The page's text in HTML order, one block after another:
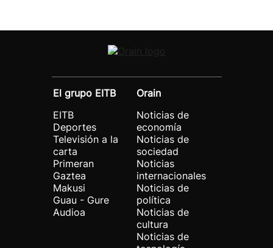
El grupo EITB
EITB
Deportes
Televisión a la
carta
Primeran
Gaztea
Makusi
Guau - Gure
Audioa
Orain
Noticias de
economía
Noticias de
sociedad
Noticias
internacionales
Noticias de
política
Noticias de
cultura
Noticias de